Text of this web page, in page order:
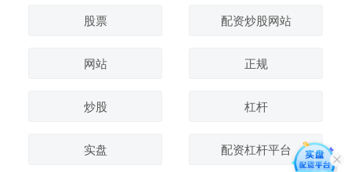
股票 配资炒股网站
网站 正规
炒股 杠杆
实盘 配资杠杆平台